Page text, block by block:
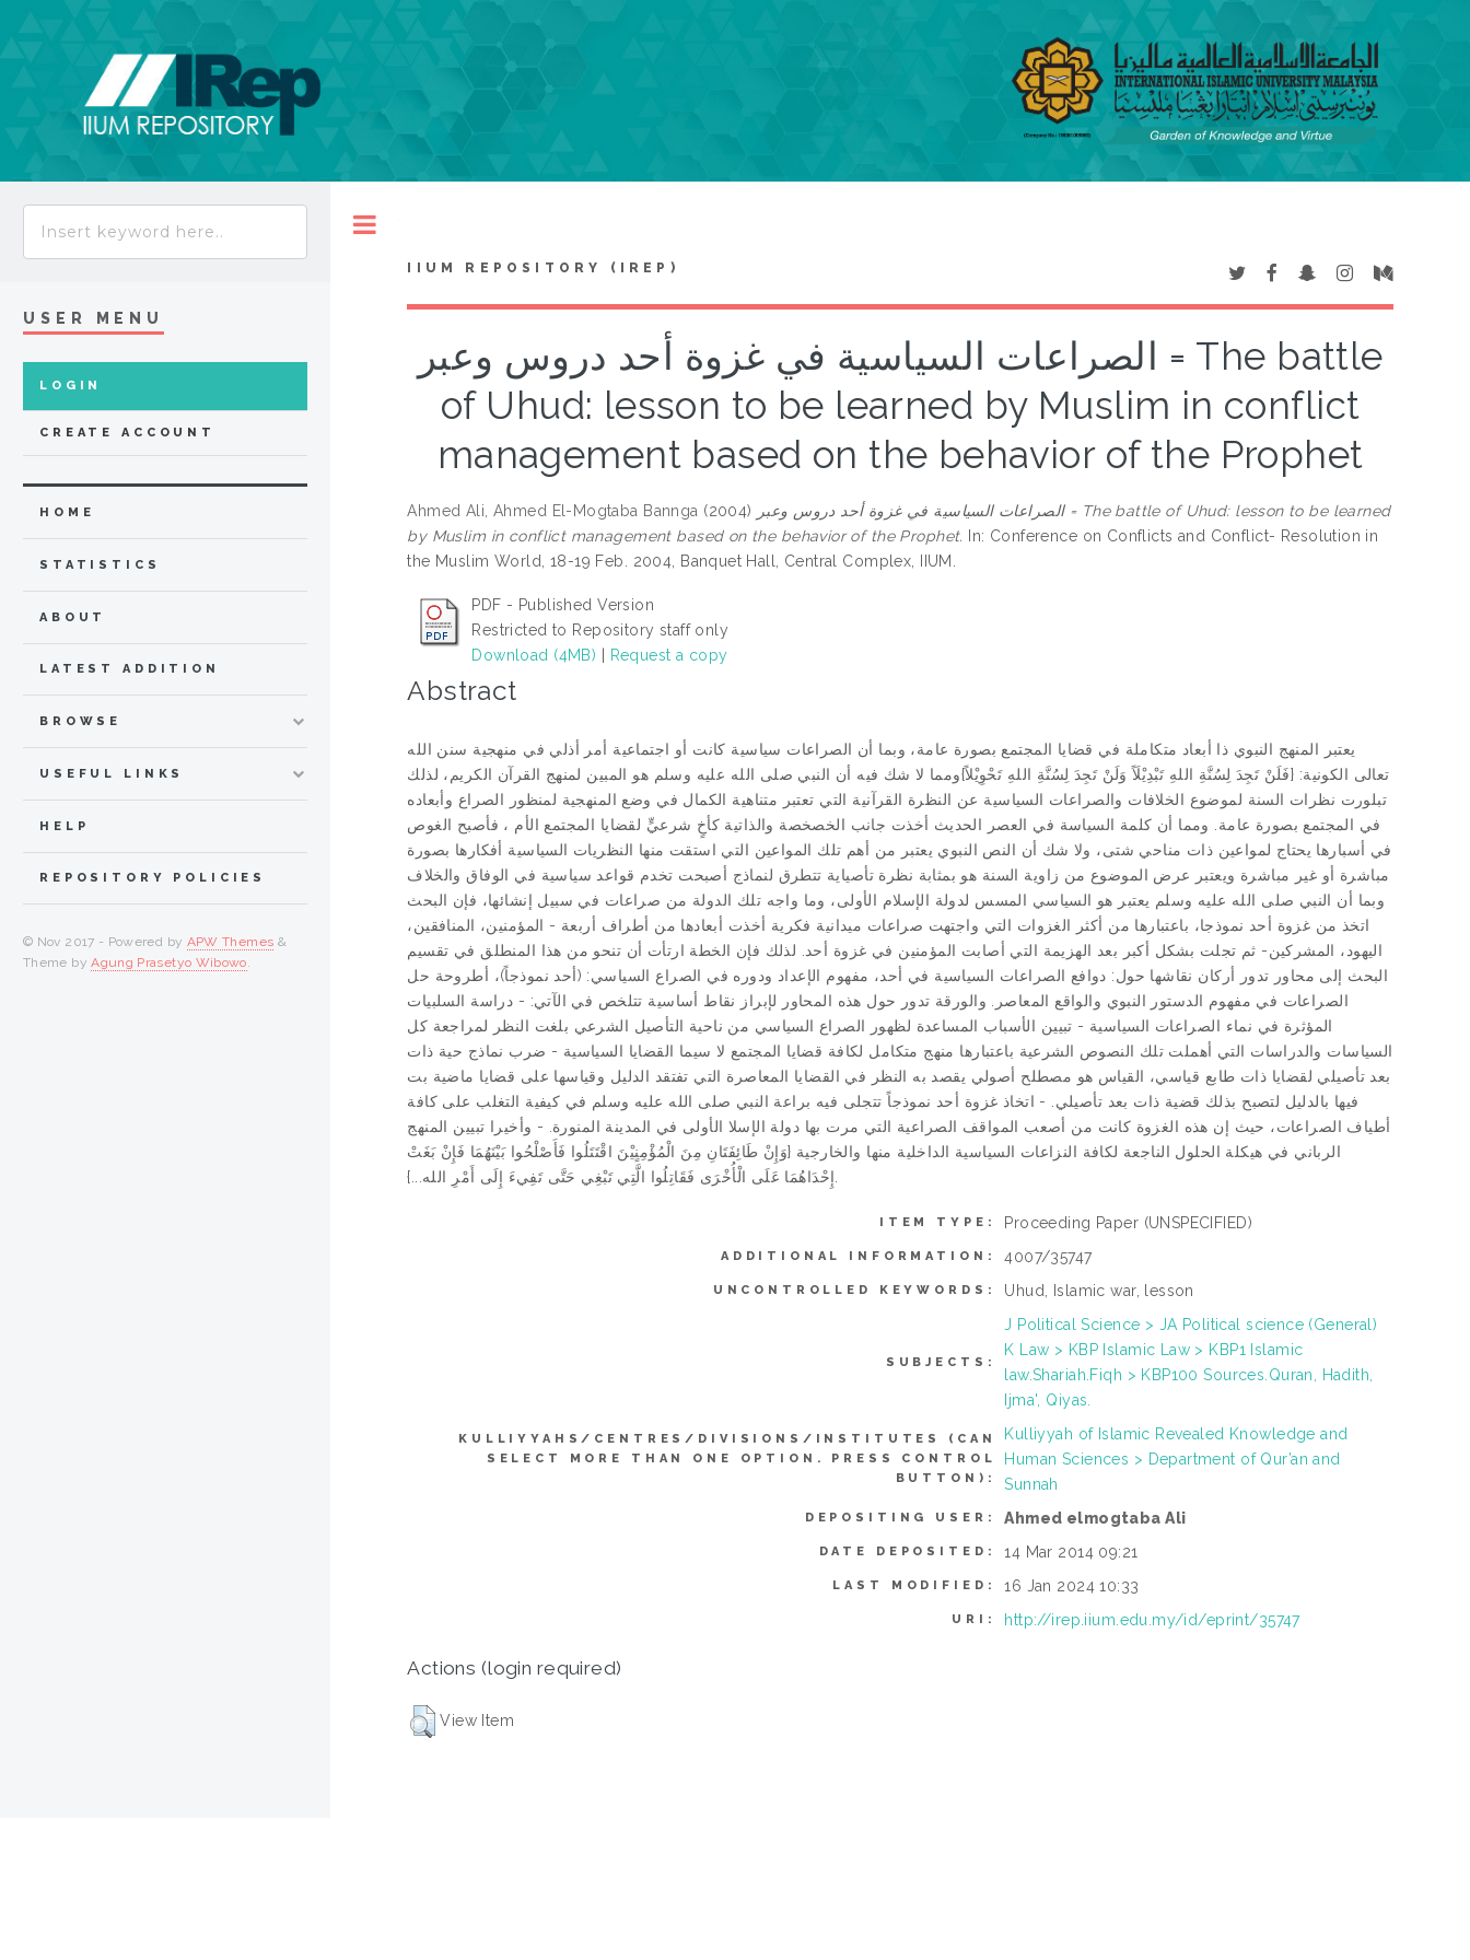
IIUM REPOSITORY (IREP)
الصراعات السياسية في غزوة أحد دروس وعبر = The battle
of Uhud: lesson to be learned by Muslim in conflict
management based on the behavior of the Prophet
Ahmed Ali, Ahmed El-Mogtaba Bannga (2004)
الصراعات السياسية في غزوة أحد دروس وعبر = The battle of Uhud: lesson to be learned
by Muslim in conflict management based on the behavior of the Prophet.
In: Conference on Conflicts and Conflict- Resolution in
the Muslim World, 18-19 Feb. 2004, Banquet Hall, Central Complex, IIUM.
PDF - Published Version
Restricted to Repository staff only
Download (4MB)
Request a copy
Abstract
يعتبر المنهج النبوي ذا أبعاد متكاملة في قضايا المجتمع بصورة عامة، وبما أن الصراعات سياسية كانت أو اجتماعية أمر أذلي في منهجية سنن الله
تعالى الكونية: {فَلَنْ تَجِدَ لِسُنَّةِ اللهِ تَبْدِيْلَاً وَلَنْ تَجِدَ لِسُنَّةِ اللهِ تَحْوِيْلاً}ومما لا شك فيه أن النبي صلى الله عليه وسلم هو المبين لمنهج القرآن الكريم، لذلك
تبلورت نظرات السنة لموضوع الخلافات والصراعات السياسية عن النظرة القرآنية التي تعتبر متناهية الكمال في وضع المنهجية لمنظور الصراع وأبعاده
في المجتمع بصورة عامة. ومما أن كلمة السياسة في العصر الحديث أخذت جانب الخصخصة والذاتية كأخٍ شرعيٍّ لقضايا المجتمع الأم ، فأصبح الغوص
في أسبارها يحتاج لمواعين ذات مناحي شتى، ولا شك أن النص النبوي يعتبر من أهم تلك المواعين التي استقت منها النظريات السياسية أفكارها بصورة
مباشرة أو غير مباشرة ويعتبر عرض الموضوع من زاوية السنة هو بمثابة نظرة تأصياية تتطرق لنماذج أصبحت تخدم قواعد سياسية في الوفاق والخلاف
وبما أن النبي صلى الله عليه وسلم يعتبر هو السياسي المسس لدولة الإسلام الأولى، وما واجه تلك الدولة من صراعات في سبيل إنشائها، فإن البحث
اتخذ من غزوة أحد نموذجا، باعتبارها من أكثر الغزوات التي واجتهت صراعات ميدانية فكرية أخذت أبعادها من أطراف أربعة - المؤمنين، المنافقين،
اليهود، المشركين- ثم تجلت بشكل أكبر بعد الهزيمة التي أصابت المؤمنين في غزوة أحد. لذلك فإن الخطة ارتأت أن تنحو من هذا المنطلق في تقسيم
البحث إلى محاور تدور أركان نقاشها حول: دوافع الصراعات السياسية في أحد، مفهوم الإعداد ودوره في الصراع السياسي: (أحد نموذجاً)، أطروحة حل
الصراعات في مفهوم الدستور النبوي والواقع المعاصر. والورقة تدور حول هذه المحاور لإبراز نقاط أساسية تتلخص في الآتي: - دراسة السلبيات
المؤثرة في نماء الصراعات السياسية - تبيين الأسباب المساعدة لظهور الصراع السياسي من ناحية التأصيل الشرعي بلغت النظر لمراجعة كل
السياسات والدراسات التي أهملت تلك النصوص الشرعية باعتبارها منهج متكامل لكافة قضايا المجتمع لا سيما القضايا السياسية - ضرب نماذج حية ذات
بعد تأصيلي لقضايا ذات طابع قياسي، القياس هو مصطلح أصولي يقصد به النظر في القضايا المعاصرة التي تفتقد الدليل وقياسها على قضايا ماضية بت
فيها بالدليل لتصبح بذلك قضية ذات بعد تأصيلي. - اتخاذ غزوة أحد نموذجاً تتجلى فيه براعة النبي صلى الله عليه وسلم في كيفية التغلب على كافة
أطياف الصراعات، حيث إن هذه الغزوة كانت من أصعب المواقف الصراعية التي مرت بها دولة الإسلا الأولى في المدينة المنورة. - وأخيرا تبيين المنهج
الرباني في هيكلة الحلول الناجعة لكافة النزاعات السياسية الداخلية منها والخارجية {وَإِنْ طَائِفَتَانِ مِنَ الْمُؤْمِنٍيْنَ اقْتَتَلُوا فَأَصْلْحُوا بَيْنَهُمَا فَإِنْ بَغَتْ
إِحْدَاهُمَا عَلَى الْأُخْرَى فَقَاتِلُوا الَّتِي تَبْغِي حَتَّى تَفِيءَ إِلَى أَمْرِ الله...}.
ITEM TYPE: Proceeding Paper (UNSPECIFIED)
ADDITIONAL INFORMATION: 4007/35747
UNCONTROLLED KEYWORDS: Uhud, Islamic war, lesson
SUBJECTS:
J Political Science > JA Political science (General)
K Law > KBP Islamic Law > KBP1 Islamic
law.Shariah.Fiqh > KBP100 Sources.Quran, Hadith,
Ijma', Qiyas.
KULLIYYAHS/CENTRES/DIVISIONS/INSTITUTES (CAN
SELECT MORE THAN ONE OPTION. PRESS CONTROL
BUTTON):
Kulliyyah of Islamic Revealed Knowledge and
Human Sciences > Department of Qur’an and
Sunnah
DEPOSITING USER: Ahmed elmogtaba Ali
DATE DEPOSITED: 14 Mar 2014 09:21
LAST MODIFIED: 16 Jan 2024 10:33
URI: http://irep.iium.edu.my/id/eprint/35747
Actions (login required)
View Item
USER MENU
LOGIN
CREATE ACCOUNT
HOME
STATISTICS
ABOUT
LATEST ADDITION
BROWSE
USEFUL LINKS
HELP
REPOSITORY POLICIES
© Nov 2017 - Powered by APW Themes &
Theme byAgung Prasetyo Wibowo.